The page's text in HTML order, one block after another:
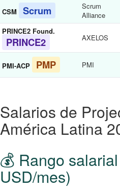
CSM Scrum
Scrum
Alliance
PRINCE2 Found.
PRINCE2 AXELOS
PMI-ACP PMP PMI
Salarios de
América Latina
💰 Rango
USD/mes)